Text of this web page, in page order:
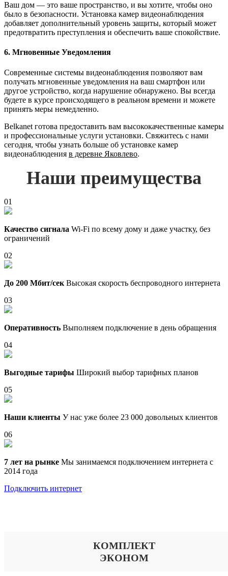
Ваш дом — это ваше пространство, и вы хотите, чтобы оно
было в безопасности. Установка камер видеонаблюдения
добавляет дополнительный уровень защиты, который может
предотвратить преступления и обеспечить ваше спокойствие.
6. Мгновенные Уведомления
Современные системы видеонаблюдения позволяют вам
получать мгновенные уведомления на ваш смартфон или
другое устройство, когда нарушение обнаружено. Вы всегда
будете в курсе происходящего в реальном времени и можете
принять меры немедленно.
Belkanet готова предоставить вам высококачественные камеры
и профессиональные услуги установки. Свяжитесь с нами
сегодня, чтобы узнать больше об установке камер
видеонаблюдения в деревне Яковлево.
Наши преимущества
01
Качество сигнала Wi-Fi по всему дому и даже участку, без
ограничений
02
До 200 Мбит/сек Высокая скорость беспроводного интернета
03
Оперативность Выполняем подключение в день обращения
04
Выгодные тарифы Широкий выбор тарифных планов
05
Наши клиенты У нас уже более 23 000 довольных клиентов
06
7 лет на рынке Мы занимаемся подключением интернета с
2014 года
Подключить интернет
КОМПЛЕКТ
ЭКОНОМ